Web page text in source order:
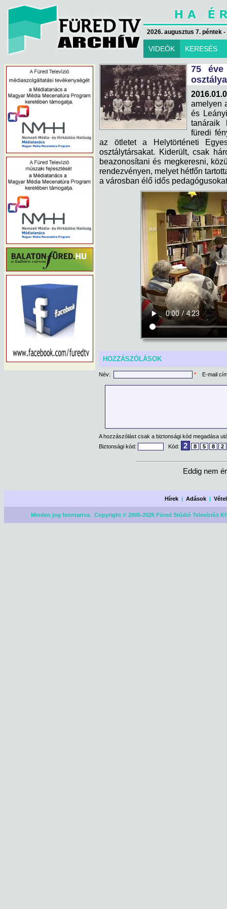
2026. augusztus 7. péntek
VIDEÓK KERESÉS
75
osztálya
amelyen
és
tanáraik
füredi
az ötletet a Helytörténeti
osztálytársakat. Kiderült, csak
beazonosítani és megkeresni,
rendezvényen, melyet hétfőn
a városban élő idős
HOZZÁSZÓLÁSOK
Név: * E-mail
A hozzászólást csak a biztonsági kód megadása
Biztonsági kód:
Kód: 2 8 5 8 2
Eddig nem
Hírek |Adások |
Minden jog fenntartva. Copyright © 2005-2026 Füred Stúdió Televíziós